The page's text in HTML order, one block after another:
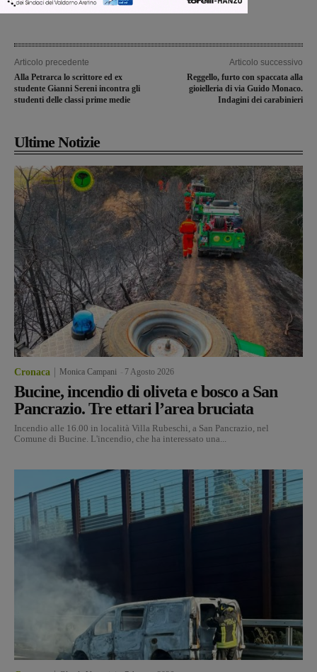
Articolo precedente
Alla Petrarca lo scrittore ed ex
studente Gianni Sereni incontra gli
studenti delle classi prime medie
Articolo successivo
Reggello, furto con spaccata alla
gioielleria di via Guido Monaco.
Indagini dei carabinieri
Ultime Notizie
Cronaca Monica Campani 7 Agosto 2026
Bucine, incendio di oliveta e bosco a San
Pancrazio. Tre ettari l’area bruciata
Incendio alle 16.00 in località Villa Rubeschi, a San Pancrazio, nel
Comune di Bucine. L'incendio, che ha interessato una...